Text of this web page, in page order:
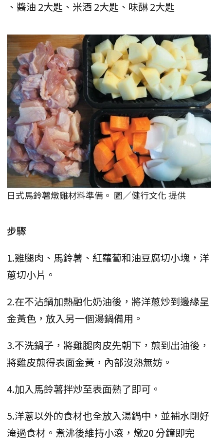
、醬油 2大匙、米酒 2大匙、味醂 2大匙
日式馬鈴薯燉雞材料準備。 圖／健行文化 提供
步驟
1.雞腿肉、馬鈴薯、紅蘿蔔和油豆腐切小塊，洋
蔥切小片。
2.在不沾鍋加熱融化奶油後，將洋蔥炒到邊緣呈
金黃色，放入另一個湯鍋備用。
3.不洗鍋子，將雞腿肉皮先朝下，煎到出油後，
將雞皮煎得表面金黃，內部沒熟無妨。
4.加入馬鈴薯拌炒至表面熟了即可。
5.洋蔥以外的食材也全放入湯鍋中，並補水剛好
淹過食材。煮沸後維持小滾，燉20 分鐘即完